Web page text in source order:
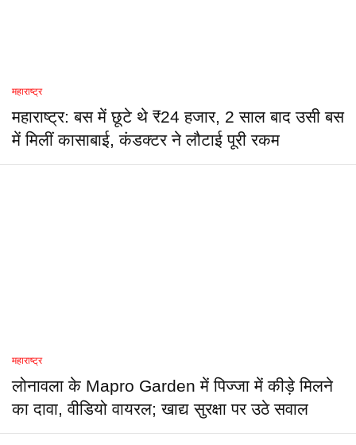
महाराष्ट्र
महाराष्ट्र: बस में छूटे थे ₹24 हजार, 2 साल बाद उसी बस
में मिलीं कासाबाई, कंडक्टर ने लौटाई पूरी रकम
महाराष्ट्र
लोनावला के Mapro Garden में पिज्जा में कीड़े मिलने
का दावा, वीडियो वायरल; खाद्य सुरक्षा पर उठे सवाल